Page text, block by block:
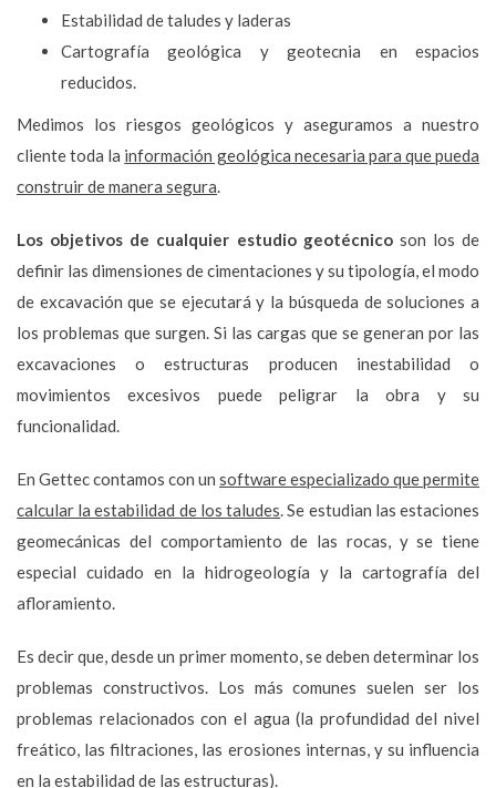
Estabilidad de taludes y laderas
Cartografía geológica y geotecnia en espacios
reducidos.
Medimos los riesgos geológicos y aseguramos a nuestro
cliente toda la información geológica necesaria para que pueda
construir de manera segura.
Los objetivos de cualquier estudio geotécnicoson los de
definir las dimensiones de cimentaciones y su tipología, el modo
de excavación que se ejecutará y la búsqueda de soluciones a
los problemas que surgen. Si las cargas que se generan por las
excavaciones o estructuras producen inestabilidad o
movimientos excesivos puede peligrar la obra y su
funcionalidad.
En Gettec contamos con un software especializado que permite
calcular la estabilidad de los taludes. Se estudian las estaciones
geomecánicas del comportamiento de las rocas, y se tiene
especial cuidado en la hidrogeología y la cartografía del
afloramiento.
Es decir que, desde un primer momento, se deben determinar los
problemas constructivos. Los más comunes suelen ser los
problemas relacionados con el agua (la profundidad del nivel
freático, las filtraciones, las erosiones internas, y su influencia
en la estabilidad de las estructuras).